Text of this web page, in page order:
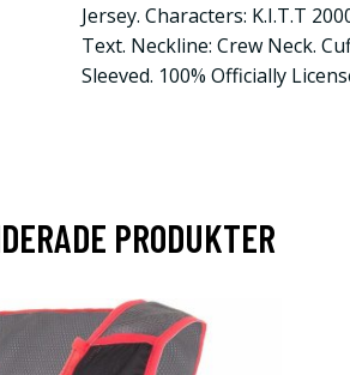
Jersey. Characters: K.I.T.T
Text. Neckline: Crew Neck.
Sleeved. 100% Officially
PRODUKTER